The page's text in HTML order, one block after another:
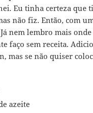
Eu tinha certeza que
não fiz. Então, com
nem lembro mais
faço sem receita.
mas se não quiser
azeite